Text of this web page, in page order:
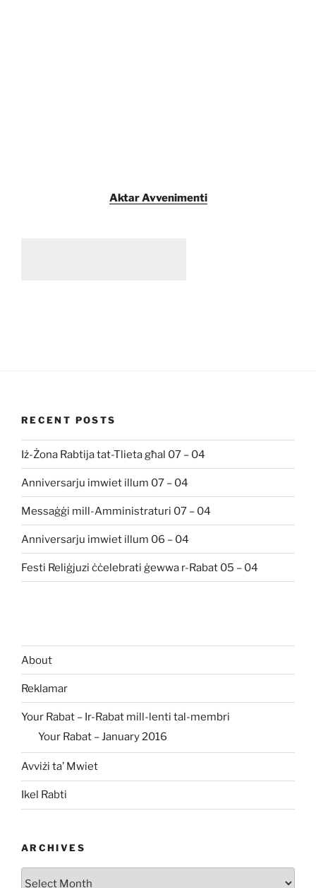
Aktar Avvenimenti
RECENT POSTS
Iż-Żona Rabtija tat-Tlieta għal 07 – 04
Anniversarju imwiet illum 07 – 04
Messaġġi mill-Amministraturi 07 – 04
Anniversarju imwiet illum 06 – 04
Festi Reliġjuzi ċċelebrati ġewwa r-Rabat 05 – 04
About
Reklamar
Your Rabat – Ir-Rabat mill-lenti tal-membri
Your Rabat – January 2016
Avviżi ta’ Mwiet
Ikel Rabti
ARCHIVES